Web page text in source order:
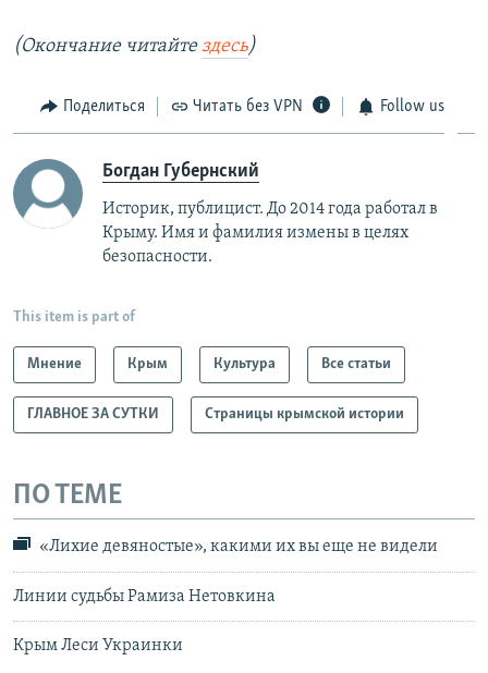
(Окончание читайтездесь)
Поделиться Читать без VPN Follow us
Богдан Губернский
Историк, публицист. До 2014 года работал в
Крыму. Имя и фамилия измены в целях
безопасности.
This item is part of
Мнение Крым Культура Все статьи
ГЛАВНОЕ ЗА СУТКИ Страницы крымской истории
ПО ТЕМЕ
«Лихие девяностые», какими их вы еще не видели
Линии судьбы Рамиза Нетовкина
Крым Леси Украинки